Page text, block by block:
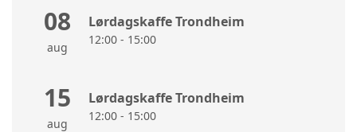
08
aug
Lørdagskaffe Trondheim
12:00 - 15:00
15
aug
Lørdagskaffe Trondheim
12:00 - 15:00